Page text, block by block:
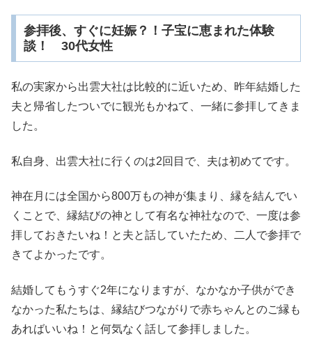
参拝後、すぐに妊娠？！子宝に恵まれた体験
談！ 30代女性
私の実家から出雲大社は比較的に近いため、昨年結婚した
夫と帰省したついでに観光もかねて、一緒に参拝してきま
した。
私自身、出雲大社に行くのは2回目で、夫は初めてです。
神在月には全国から800万もの神が集まり、縁を結んでい
くことで、縁結びの神として有名な神社なので、一度は参
拝しておきたいね！と夫と話していたため、二人で参拝で
きてよかったです。
結婚してもうすぐ2年になりますが、なかなか子供ができ
なかった私たちは、縁結びつながりで赤ちゃんとのご縁も
あればいいね！と何気なく話して参拝しました。